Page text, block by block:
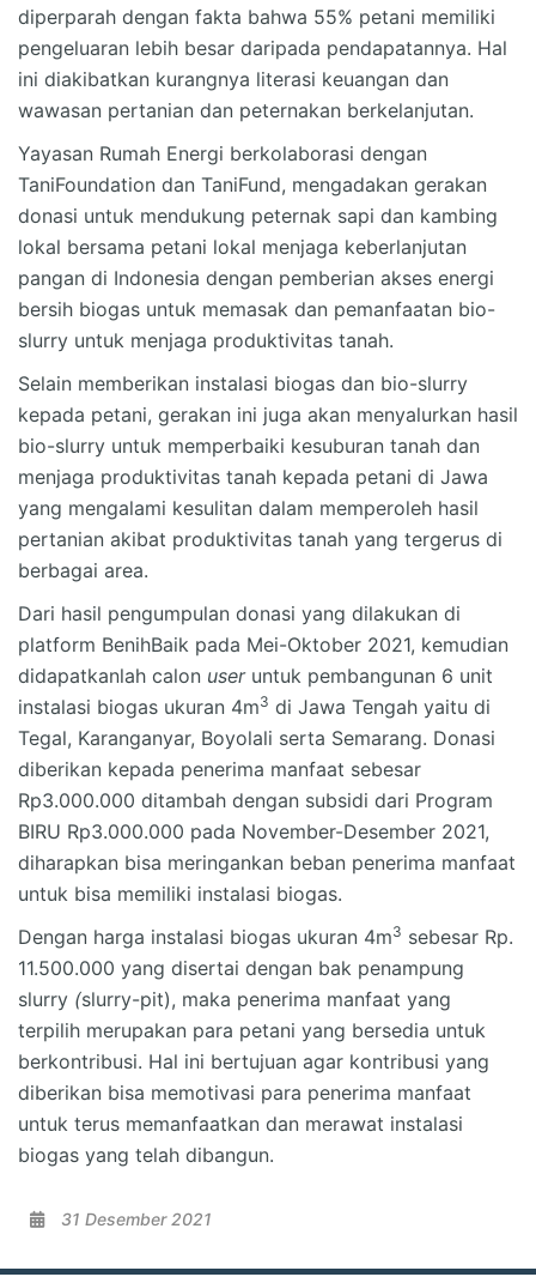
diperparah dengan fakta bahwa 55% petani memiliki
pengeluaran lebih besar daripada pendapatannya. Hal
ini diakibatkan kurangnya literasi keuangan dan
wawasan pertanian dan peternakan berkelanjutan.
Yayasan Rumah Energi berkolaborasi dengan
TaniFoundation dan TaniFund, mengadakan gerakan
donasi untuk mendukung peternak sapi dan kambing
lokal bersama petani lokal menjaga keberlanjutan
pangan di Indonesia dengan pemberian akses energi
bersih biogas untuk memasak dan pemanfaatan bio-
slurry untuk menjaga produktivitas tanah.
Selain memberikan instalasi biogas dan bio-slurry
kepada petani, gerakan ini juga akan menyalurkan hasil
bio-slurry untuk memperbaiki kesuburan tanah dan
menjaga produktivitas tanah kepada petani di Jawa
yang mengalami kesulitan dalam memperoleh hasil
pertanian akibat produktivitas tanah yang tergerus di
berbagai area.
Dari hasil pengumpulan donasi yang dilakukan di
platform BenihBaik pada Mei-Oktober 2021, kemudian
didapatkanlah calon useruntuk pembangunan 6 unit
instalasi biogas ukuran 4m3 di Jawa Tengah yaitu di
Tegal, Karanganyar, Boyolali serta Semarang. Donasi
diberikan kepada penerima manfaat sebesar
Rp3.000.000 ditambah dengan subsidi dari Program
BIRU Rp3.000.000 pada November-Desember 2021,
diharapkan bisa meringankan beban penerima manfaat
untuk bisa memiliki instalasi biogas.
Dengan harga instalasi biogas ukuran 4m3 sebesar Rp.
11.500.000 yang disertai dengan bak penampung
slurry (slurry-pit), maka penerima manfaat yang
terpilih merupakan para petani yang bersedia untuk
berkontribusi. Hal ini bertujuan agar kontribusi yang
diberikan bisa memotivasi para penerima manfaat
untuk terus memanfaatkan dan merawat instalasi
biogas yang telah dibangun.
31 Desember 2021